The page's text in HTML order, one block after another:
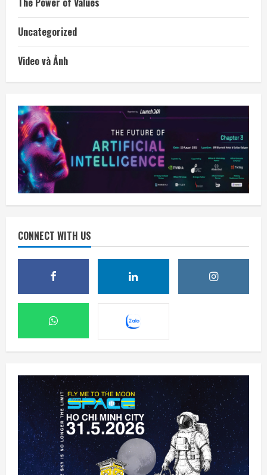
Uncategorized
Video và Ảnh
CONNECT WITH US
2
SpaceX phóng thêm 3 vệ tinh BlueBird kết
nối di động trực tiếp
6 Tháng 8 2026, 06:30